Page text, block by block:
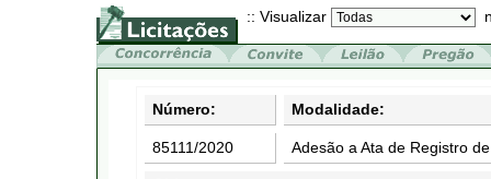
:: Visualizar
Número: Modalidade:
85111/2020 Adesão a Ata de Registro